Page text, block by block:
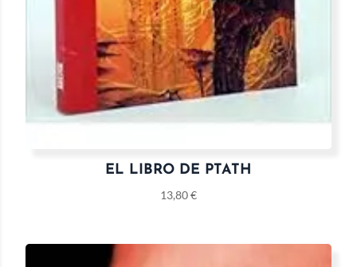
EL LIBRO DE PTATH
13,80€